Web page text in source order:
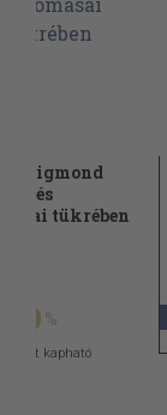
Zsigmond
és
tükrében
pont kapható